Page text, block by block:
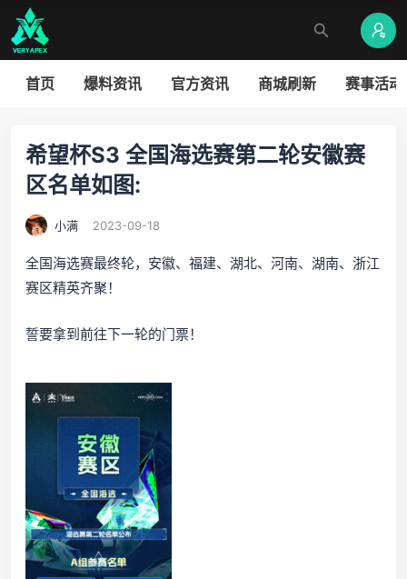
首页 爆料资讯 官方资讯 商城刷新 赛事活动
希望杯S3 全国海选赛第二轮安徽赛
区名单如图:
小满 2023-09-18
全国海选赛最终轮，安徽、福建、湖北、河南、湖南、浙江
赛区精英齐聚！
誓要拿到前往下一轮的门票！